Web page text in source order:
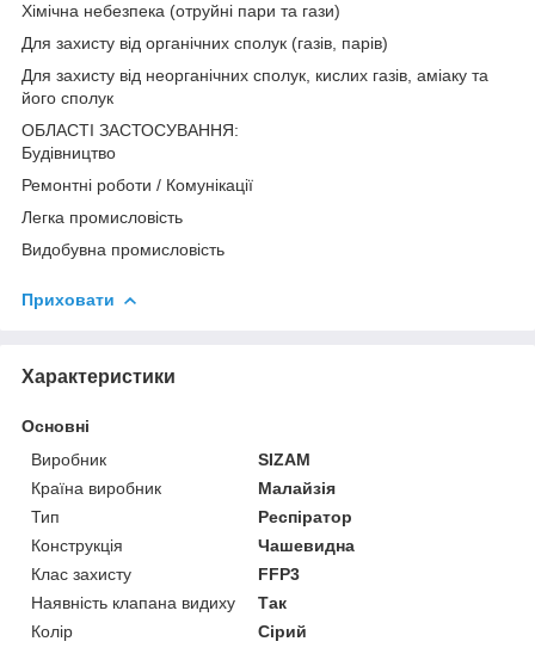
Хімічна небезпека (отруйні пари та гази)
Для захисту від органічних сполук (газів, парів)
Для захисту від неорганічних сполук, кислих газів, аміаку та
його сполук
ОБЛАСТІ ЗАСТОСУВАННЯ:
Будівництво
Ремонтні роботи / Комунікації
Легка промисловість
Видобувна промисловість
Приховати
Характеристики
Основні
Виробник
SIZAM
Країна виробник
Малайзія
Тип
Респіратор
Конструкція
Чашевидна
Клас захисту
FFP3
Наявність клапана видиху
Так
Колір
Сірий